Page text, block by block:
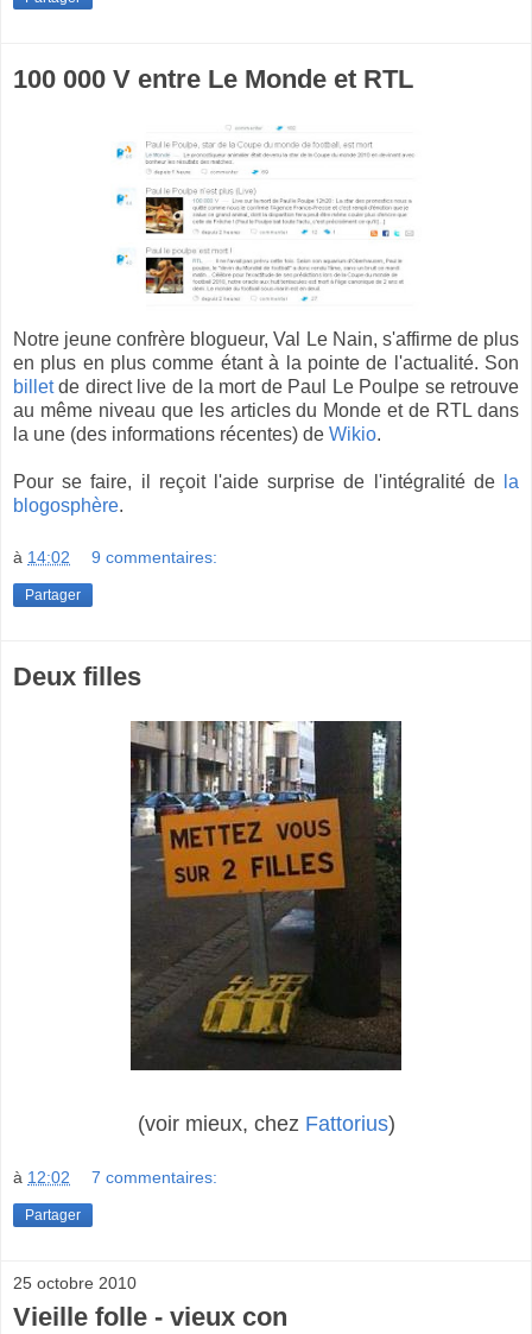
100 000 V entre Le Monde et RTL
Notre jeune confrère blogueur, Val Le Nain, s'affirme de plus
en plus en plus comme étant à la pointe de l'actualité. Son
billetde direct live de la mort de Paul Le Poulpe se retrouve
au même niveau que les articles du Monde et de RTL dans
la une (des informations récentes) de Wikio.
Pour se faire, il reçoit l'aide surprise de l'intégralité de
la
blogosphère.
à 14:02 9 commentaires:
Partager
Deux filles
(voir mieux, chez Fattorius)
à 12:02 7 commentaires:
Partager
25 octobre 2010
Vieille folle - vieux con